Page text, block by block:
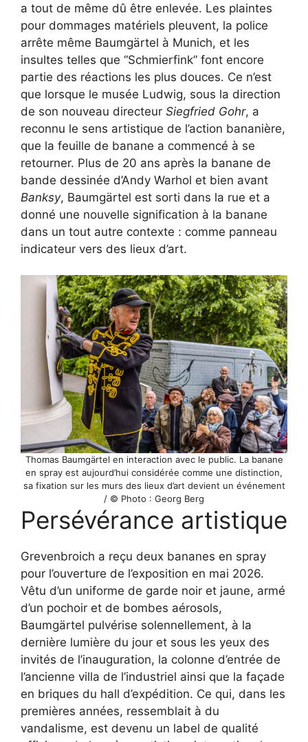
a tout de même dû être enlevée. Les plaintes
pour dommages matériels pleuvent, la police
arrête même Baumgärtel à Munich, et les
insultes telles que “Schmierfink” font encore
partie des réactions les plus douces. Ce n’est
que lorsque le musée Ludwig, sous la direction
de son nouveau directeur Siegfried Gohr, a
reconnu le sens artistique de l’action bananière,
que la feuille de banane a commencé à se
retourner. Plus de 20 ans après la banane de
bande dessinée d’Andy Warhol et bien avant
Banksy, Baumgärtel est sorti dans la rue et a
donné une nouvelle signification à la banane
dans un tout autre contexte : comme panneau
indicateur vers des lieux d’art.
Thomas Baumgärtel en interaction avec le public. La banane
en spray est aujourd’hui considérée comme une distinction,
sa fixation sur les murs des lieux d’art devient un événement
/ © Photo : Georg Berg
Persévérance artistique
Grevenbroich a reçu deux bananes en spray
pour l’ouverture de l’exposition en mai 2026.
Vêtu d’un uniforme de garde noir et jaune, armé
d’un pochoir et de bombes aérosols,
Baumgärtel pulvérise solennellement, à la
dernière lumière du jour et sous les yeux des
invités de l’inauguration, la colonne d’entrée de
l’ancienne villa de l’industriel ainsi que la façade
en briques du hall d’expédition. Ce qui, dans les
premières années, ressemblait à du
vandalisme, est devenu un label de qualité